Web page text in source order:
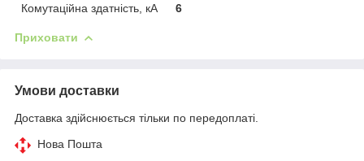
Комутаційна здатність, кА
6
Приховати
Умови доставки
Доставка здійснюється тільки по передоплаті.
Нова Пошта